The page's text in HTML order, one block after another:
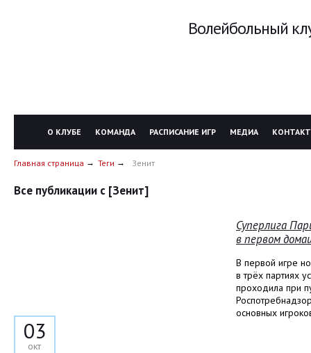
Волейбольный
О КЛУБЕ КОМАНДА РАСПИСАНИЕ ИГР МЕДИА
Главная страница Теги Зенит
Все публикации с [Зенит]
03
окт
Суперлига
в первом
В первой игре
в трёх партиях
проходила при
основных